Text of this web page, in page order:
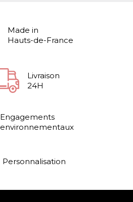
Made in
Hauts-de-France
Livraison
24H
Engagements
environnementaux
Personnalisation